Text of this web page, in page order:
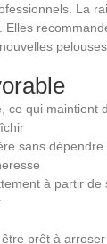
La
Elles
pelouses.
ce qui maintient
sans
à partir de
prêt à